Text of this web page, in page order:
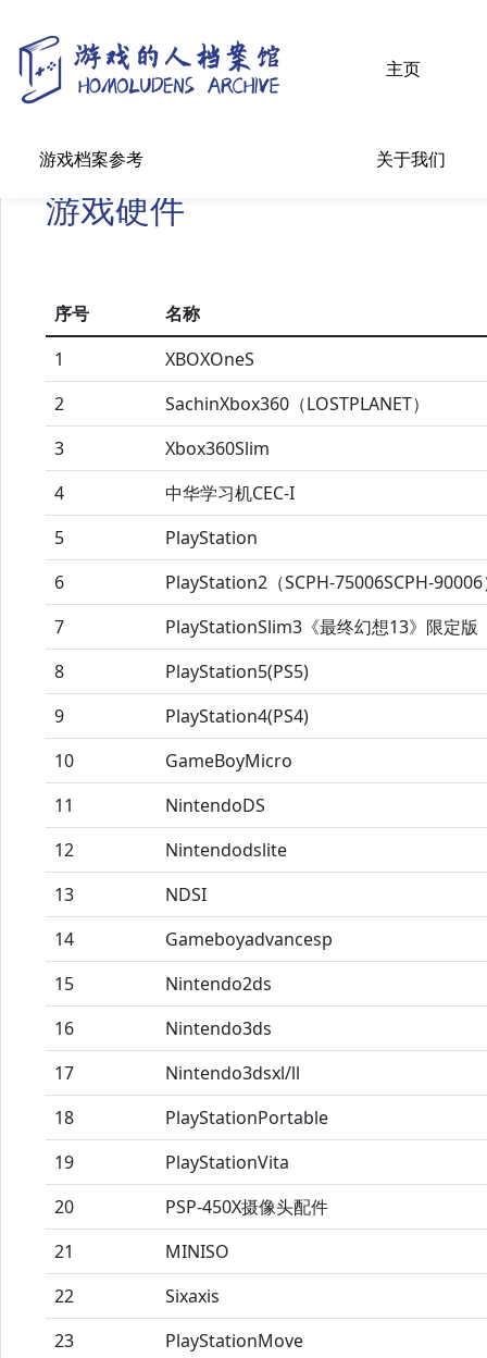
主页
游戏档案参考 关于我们
游戏硬件
序号
名称
1
XBOXOneS
2
SachinXbox360（LOSTPLANET）
3
Xbox360Slim
4
中华学习机CEC-I
5
PlayStation
6
PlayStation2（SCPH-75006SCPH-90006
7
PlayStationSlim3《最终幻想13》限定版
8
PlayStation5(PS5)
9
PlayStation4(PS4)
10
GameBoyMicro
11
NintendoDS
12
Nintendodslite
13
NDSI
14
Gameboyadvancesp
15
Nintendo2ds
16
Nintendo3ds
17
Nintendo3dsxl/ll
18
PlayStationPortable
19
PlayStationVita
20
PSP-450X摄像头配件
21
MINISO
22
Sixaxis
23
PlayStationMove